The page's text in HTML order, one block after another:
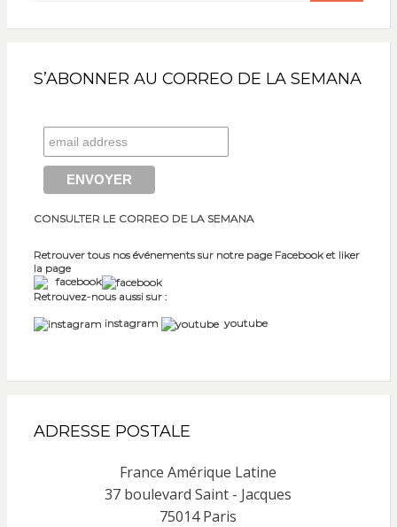
S’ABONNER AU CORREO DE LA SEMANA
CONSULTER LE CORREO DE LA SEMANA
Retrouver tous nos événements sur notre page Facebook et liker
la page
facebook
Retrouvez-nous aussi sur :
instagram
youtube
ADRESSE POSTALE
France Amérique Latine
37 boulevard Saint - Jacques
75014 Paris